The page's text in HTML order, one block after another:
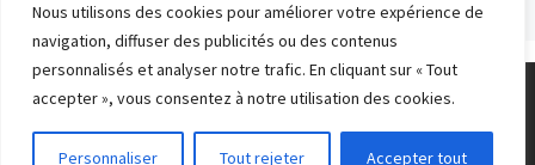
Nous utilisons des cookies pour améliorer votre expérience de
navigation, diffuser des publicités ou des contenus
personnalisés et analyser notre trafic. En cliquant sur « Tout
accepter », vous consentez à notre utilisation des cookies.
Personnaliser Tout rejeter Accepter tout
© 2026Club Photo de Malakoff– Tous droits réservés